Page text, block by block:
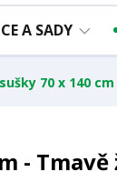
A SADY
70 x 140 cm
-